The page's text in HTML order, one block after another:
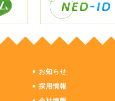
お知らせ
採用情報